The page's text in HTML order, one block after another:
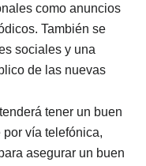
como anuncios
También se
sociales y una
de las nuevas
tener un buen
vía telefónica,
asegurar un buen